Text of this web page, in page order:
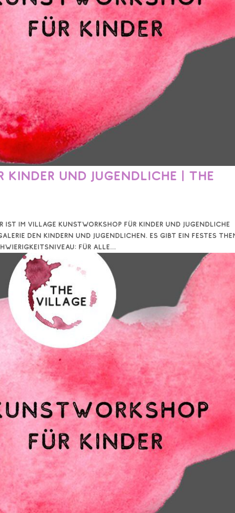
und Jugendliche | The
ist im Village Kunstworkshop für Kinder und Jugendliche
den Kindern und Jugendlichen. Es gibt ein festes
für alle...